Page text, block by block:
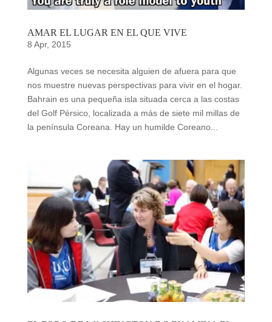
AMAR EL LUGAR EN EL QUE VIVE
8 Apr, 2015
Algunas veces se necesita alguien de afuera para que
nos muestre nuevas perspectivas para vivir en el hogar.
Bahrain es una pequeña isla situada cerca a las costas
del Golf Pérsico, localizada a más de siete mil millas de
la península Coreana. Hay un humilde Coreano...